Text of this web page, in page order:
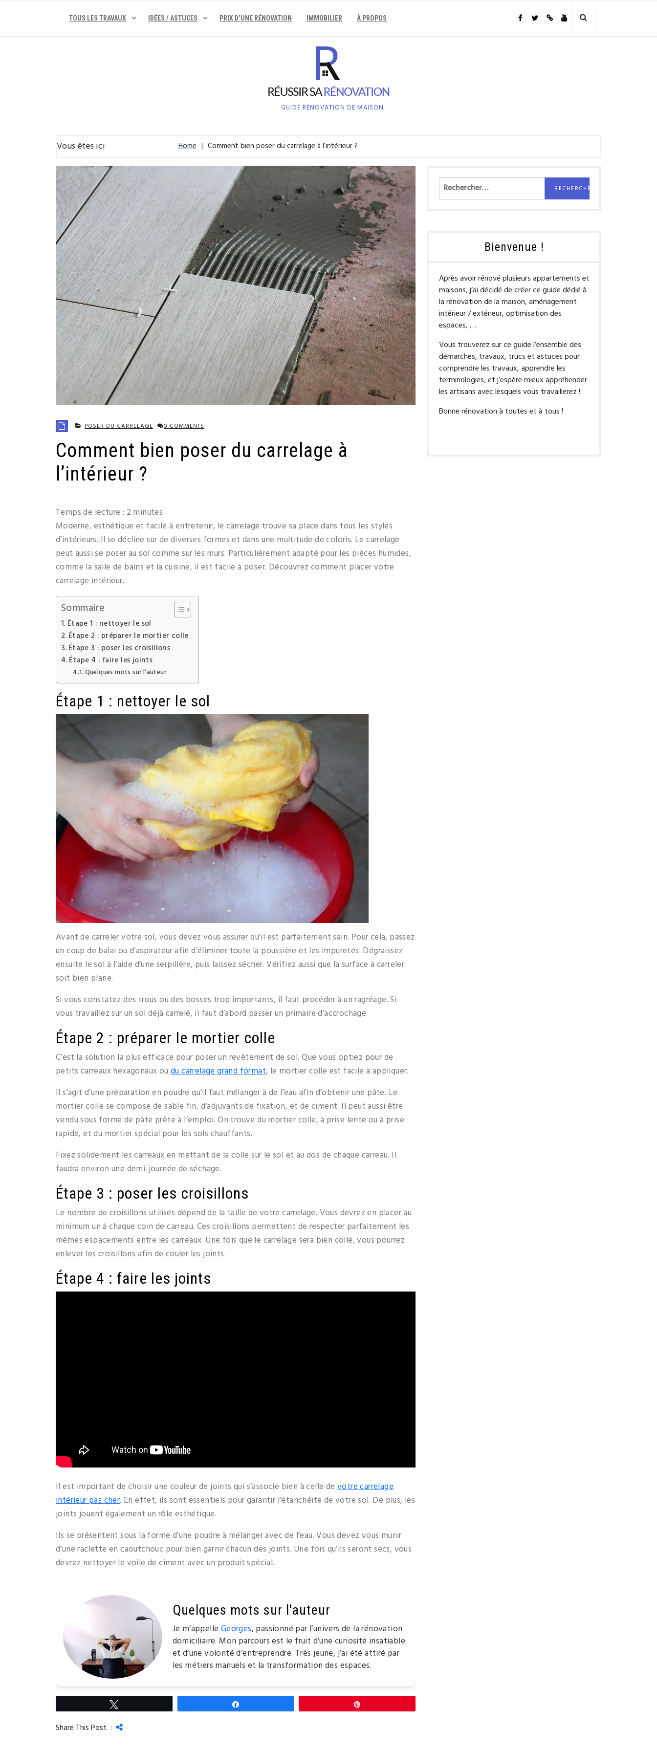
TOUS LES TRAVAUX IDÉES / ASTUCES PRIX D’UNE RÉNOVATION IMMOBILIER À PROPOS
GUIDE RÉNOVATION DE MAISON
Vous êtes ici Home Comment bien poser du carrelage à l’intérieur ?
POSER DU CARRELAGE 0 COMMENTS
Comment bien poser du carrelage à
l’intérieur ?
Temps de lecture : 2 minutes
Moderne, esthétique et facile à entretenir, le carrelage trouve sa place dans tous les styles
d’intérieurs. Il se décline sur de diverses formes et dans une multitude de coloris. Le carrelage
peut aussi se poser au sol comme sur les murs. Particulièrement adapté pour les pièces humides,
comme la salle de bains et la cuisine, il est facile à poser. Découvrez comment placer votre
carrelage intérieur.
Sommaire
Étape 1 : nettoyer le sol
Étape 2 : préparer le mortier colle
Étape 3 : poser les croisillons
Étape 4 : faire les joints
Quelques mots sur l’auteur
Étape 1 : nettoyer le sol
Avant de carreler votre sol, vous devez vous assurer qu’il est parfaitement sain. Pour cela, passez
un coup de balai ou d’aspirateur afin d’éliminer toute la poussière et les impuretés. Dégraissez
ensuite le sol à l’aide d’une serpillère, puis laissez sécher. Vérifiez aussi que la surface à carreler
soit bien plane.
Si vous constatez des trous ou des bosses trop importants, il faut procéder à un ragréage. Si
vous travaillez sur un sol déjà carrelé, il faut d’abord passer un primaire d’accrochage.
Étape 2 : préparer le mortier colle
C’est la solution la plus efficace pour poser un revêtement de sol. Que vous optiez pour de
petits carreaux hexagonaux ou du carrelage grand format, le mortier colle est facile à appliquer.
Il s’agit d’une préparation en poudre qu’il faut mélanger à de l’eau afin d’obtenir une pâte. Le
mortier colle se compose de sable fin, d’adjuvants de fixation, et de ciment. Il peut aussi être
vendu sous forme de pâte prête à l’emploi. On trouve du mortier colle, à prise lente ou à prise
rapide, et du mortier spécial pour les sols chauffants.
Fixez solidement les carreaux en mettant de la colle sur le sol et au dos de chaque carreau. Il
faudra environ une demi-journée de séchage.
Étape 3 : poser les croisillons
Le nombre de croisillons utilisés dépend de la taille de votre carrelage. Vous devrez en placer au
minimum un à chaque coin de carreau. Ces croisillons permettent de respecter parfaitement les
mêmes espacements entre les carreaux. Une fois que le carrelage sera bien collé, vous pourrez
enlever les croisillons afin de couler les joints.
Étape 4 : faire les joints
Il est important de choisir une couleur de joints qui s’associe bien à celle de votre carrelage
intérieur pas cher. En effet, ils sont essentiels pour garantir l’étanchéité de votre sol. De plus, les
joints jouent également un rôle esthétique.
Ils se présentent sous la forme d’une poudre à mélanger avec de l’eau. Vous devez vous munir
d’une raclette en caoutchouc pour bien garnir chacun des joints. Une fois qu’ils seront secs, vous
devrez nettoyer le voile de ciment avec un produit spécial.
Quelques mots sur l'auteur
Je m’appelleGeorges, passionné par l’univers de la rénovation
domiciliaire. Mon parcours est le fruit d’une curiosité insatiable
et d’une volonté d’entreprendre. Très jeune, j’ai été attiré par
les métiers manuels et la transformation des espaces.
Share This Post :
Rechercher :
Bienvenue !
Après avoir rénové plusieurs appartements et
maisons, j’ai décidé de créer ce guide dédié à
la rénovation de la maison, aménagement
intérieur / extérieur, optimisation des
espaces, …
Vous trouverez sur ce guide l’ensemble des
démarches, travaux, trucs et astuces pour
comprendre les travaux, apprendre les
terminologies, et j’espère mieux appréhender
les artisans avec lesquels vous travaillerez !
Bonne rénovation à toutes et à tous !